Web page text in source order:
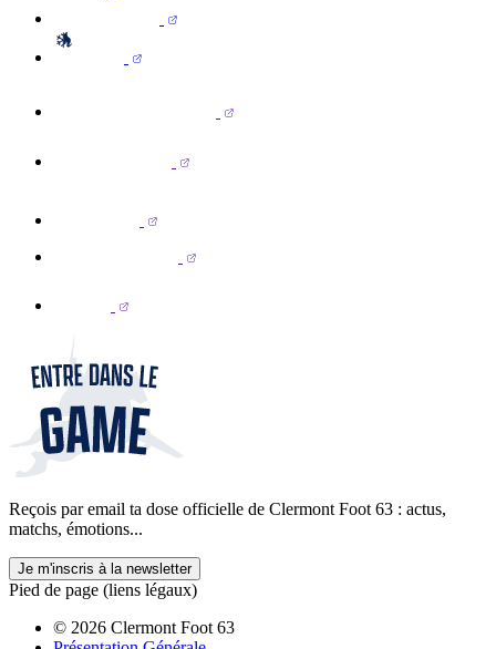
Reçois par email ta dose officielle de Clermont Foot 63 : actus,
matchs, émotions...
Je m'inscris à la newsletter
Pied de page (liens légaux)
© 2026 Clermont Foot 63